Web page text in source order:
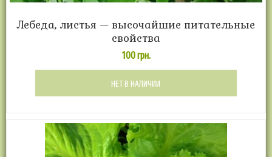
Лебеда, листья — высочайшие питательные
свойства
100грн.
НЕТ В НАЛИЧИИ